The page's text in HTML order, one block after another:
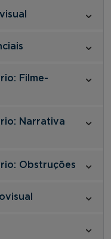
Filme-
Narrativa
Obstruções